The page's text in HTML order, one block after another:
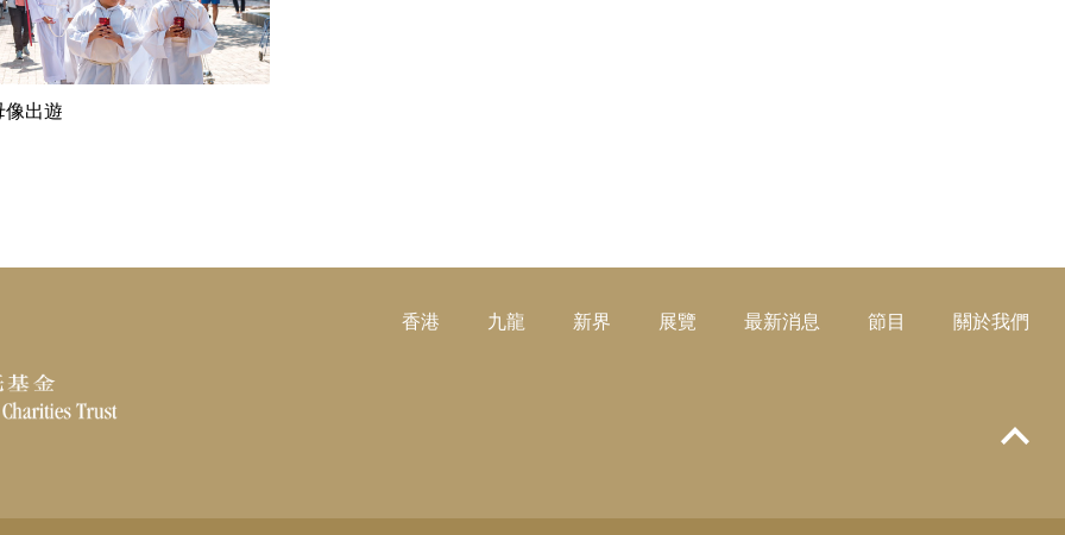
像出遊
香港 九龍 新界 展覽 最新消息 節目 關於我們